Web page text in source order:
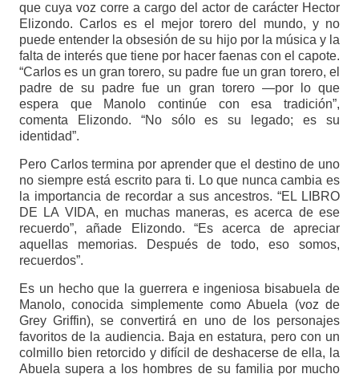
que cuya voz corre a cargo del actor de carácter Hector
Elizondo. Carlos es el mejor torero del mundo, y no
puede entender la obsesión de su hijo por la música y la
falta de interés que tiene por hacer faenas con el capote.
“Carlos es un gran torero, su padre fue un gran torero, el
padre de su padre fue un gran torero —por lo que
espera que Manolo continúe con esa tradición”,
comenta Elizondo. “No sólo es su legado; es su
identidad”.
Pero Carlos termina por aprender que el destino de uno
no siempre está escrito para ti. Lo que nunca cambia es
la importancia de recordar a sus ancestros. “EL LIBRO
DE LA VIDA, en muchas maneras, es acerca de ese
recuerdo”, añade Elizondo. “Es acerca de apreciar
aquellas memorias. Después de todo, eso somos,
recuerdos”.
Es un hecho que la guerrera e ingeniosa bisabuela de
Manolo, conocida simplemente como Abuela (voz de
Grey Griffin), se convertirá en uno de los personajes
favoritos de la audiencia. Baja en estatura, pero con un
colmillo bien retorcido y difícil de deshacerse de ella, la
Abuela supera a los hombres de su familia por mucho